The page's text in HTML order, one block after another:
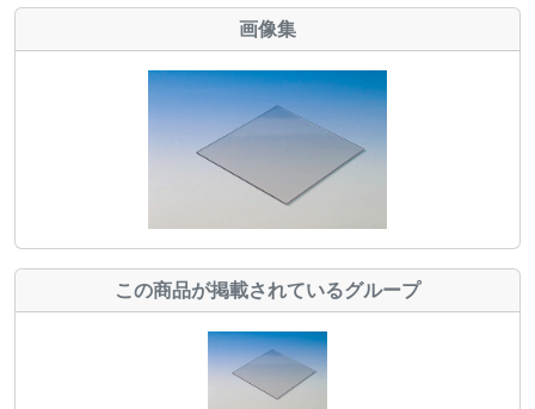
画像集
この商品が掲載されているグループ